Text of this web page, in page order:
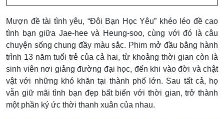
Mượn đề tài tình yêu, “Đôi Bạn Học Yêu” khéo léo đề cao
tình bạn giữa Jae-hee và Heung-soo, cùng với đó là câu
chuyện sống chung đầy màu sắc. Phim mở đầu bằng hành
trình 13 năm tuổi trẻ của cả hai, từ khoảng thời gian còn là
sinh viên nơi giảng đường đại học, đến khi vào đời và chật
vật với những khó khăn tại thành phố lớn. Sau tất cả, họ
vẫn giữ mãi tình bạn đẹp bất biến với thời gian, trở thành
một phần ký ức thời thanh xuân của nhau.